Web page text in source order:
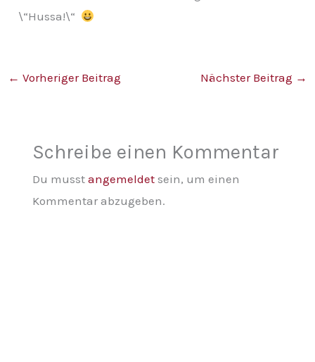
\“Hussa!\“
← Vorheriger Beitrag Nächster Beitrag →
Schreibe einen Kommentar
Du musst angemeldetsein, um einen
Kommentar abzugeben.